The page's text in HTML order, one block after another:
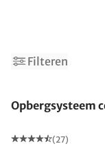
Filteren
Opbergsysteem
(27)
13